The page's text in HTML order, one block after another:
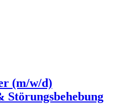
(m/w/d)
Störungsbehebung